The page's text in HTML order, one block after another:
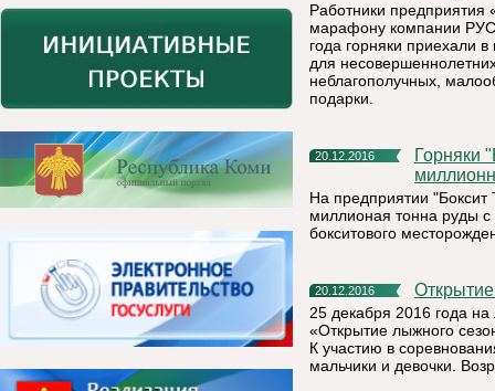
Работники предприятия
марафону компании
года горняки приехали
для
неблагополучных,
подарки.
20.12.2016
Горняки "Боксита Тимана" компании РУСАЛ добыли 35-
На предприятии
миллионая тонна руды
бокситового
20.12.2016
25 декабря 2016 года
«Открытие лыжного
К участию в
мальчики и девочки.